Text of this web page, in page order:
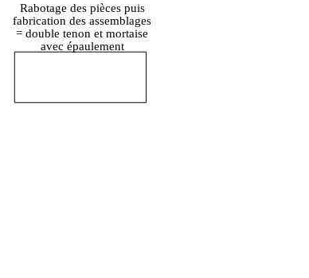
Rabotage des pièces puis
fabrication des assemblages
= double tenon et mortaise
avec épaulement